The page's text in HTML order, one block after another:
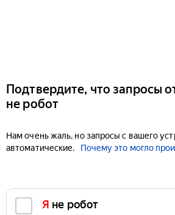
Подтвердите, что запросы
не робот
Нам очень жаль, но запросы с вашего
автоматические.
Почему это могло
Я не робот